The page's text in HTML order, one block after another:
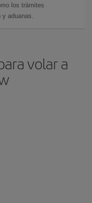
los trámites
y aduanas.
volar a